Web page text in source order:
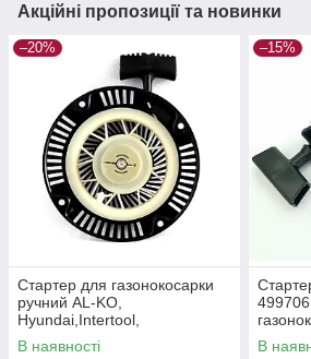
Акційні пропозиції та новинки
–20%
Стартер для газонокосарки
ручний AL-KO,
Hyundai,Intertool,
NAC,VITALS, ПріТОН,Iron
Angel,Einhell
В наявності
–15%
Viking,
В